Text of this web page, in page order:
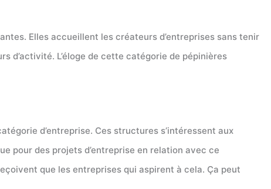
Elles accueillent les créateurs d’entreprises sans tenir
L’éloge de cette catégorie de pépinières
d’entreprise. Ces structures s’intéressent aux
pour des projets d’entreprise en relation avec ce
que les entreprises qui aspirent à cela. Ça peut